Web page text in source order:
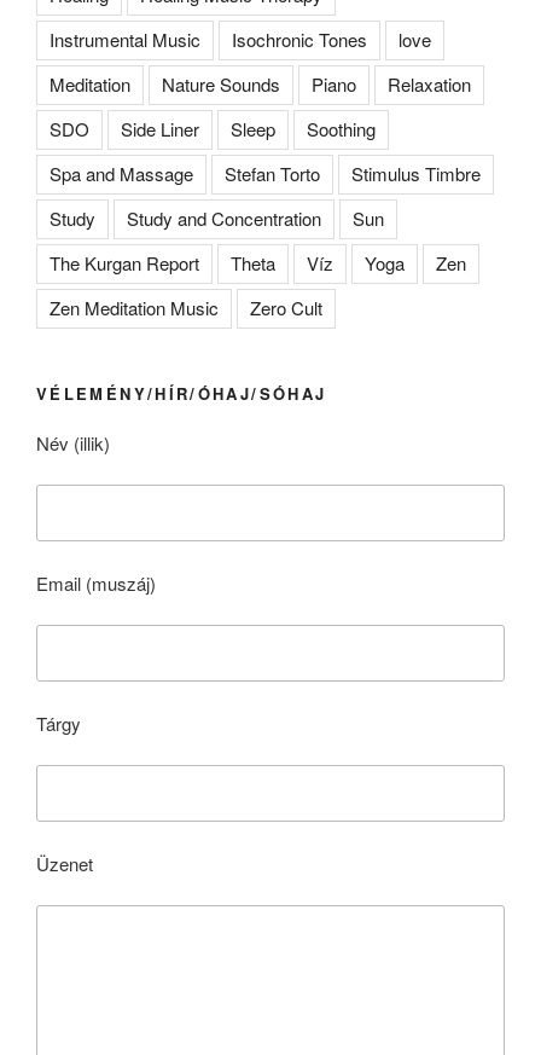
Instrumental Music
Isochronic Tones
love
Meditation
Nature Sounds Piano
Relaxation
SDO
Side Liner Sleep
Soothing
Spa and Massage
Stefan Torto
Stimulus Timbre
Study
Study and Concentration
Sun
The Kurgan Report
Theta Víz Yoga
Zen
Zen Meditation Music
Zero Cult
VÉLEMÉNY/HÍR/ÓHAJ/SÓHAJ
Név (illik)
Email (muszáj)
Tárgy
Üzenet